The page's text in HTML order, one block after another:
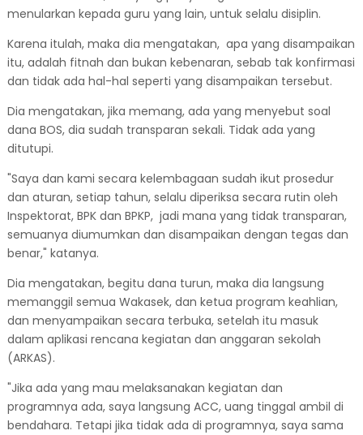
menularkan kepada guru yang lain, untuk selalu disiplin.
Karena itulah, maka dia mengatakan, apa yang disampaikan
itu, adalah fitnah dan bukan kebenaran, sebab tak konfirmasi
dan tidak ada hal-hal seperti yang disampaikan tersebut.
Dia mengatakan, jika memang, ada yang menyebut soal
dana BOS, dia sudah transparan sekali. Tidak ada yang
ditutupi.
"Saya dan kami secara kelembagaan sudah ikut prosedur
dan aturan, setiap tahun, selalu diperiksa secara rutin oleh
Inspektorat, BPK dan BPKP, jadi mana yang tidak transparan,
semuanya diumumkan dan disampaikan dengan tegas dan
benar," katanya.
Dia mengatakan, begitu dana turun, maka dia langsung
memanggil semua Wakasek, dan ketua program keahlian,
dan menyampaikan secara terbuka, setelah itu masuk
dalam aplikasi rencana kegiatan dan anggaran sekolah
(ARKAS).
"Jika ada yang mau melaksanakan kegiatan dan
programnya ada, saya langsung ACC, uang tinggal ambil di
bendahara. Tetapi jika tidak ada di programnya, saya sama